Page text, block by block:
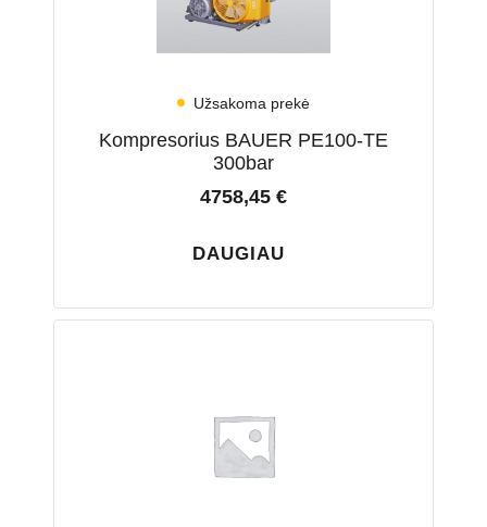
Užsakoma prekė
Kompresorius BAUER PE100-TE
300bar
4758,45 €
DAUGIAU